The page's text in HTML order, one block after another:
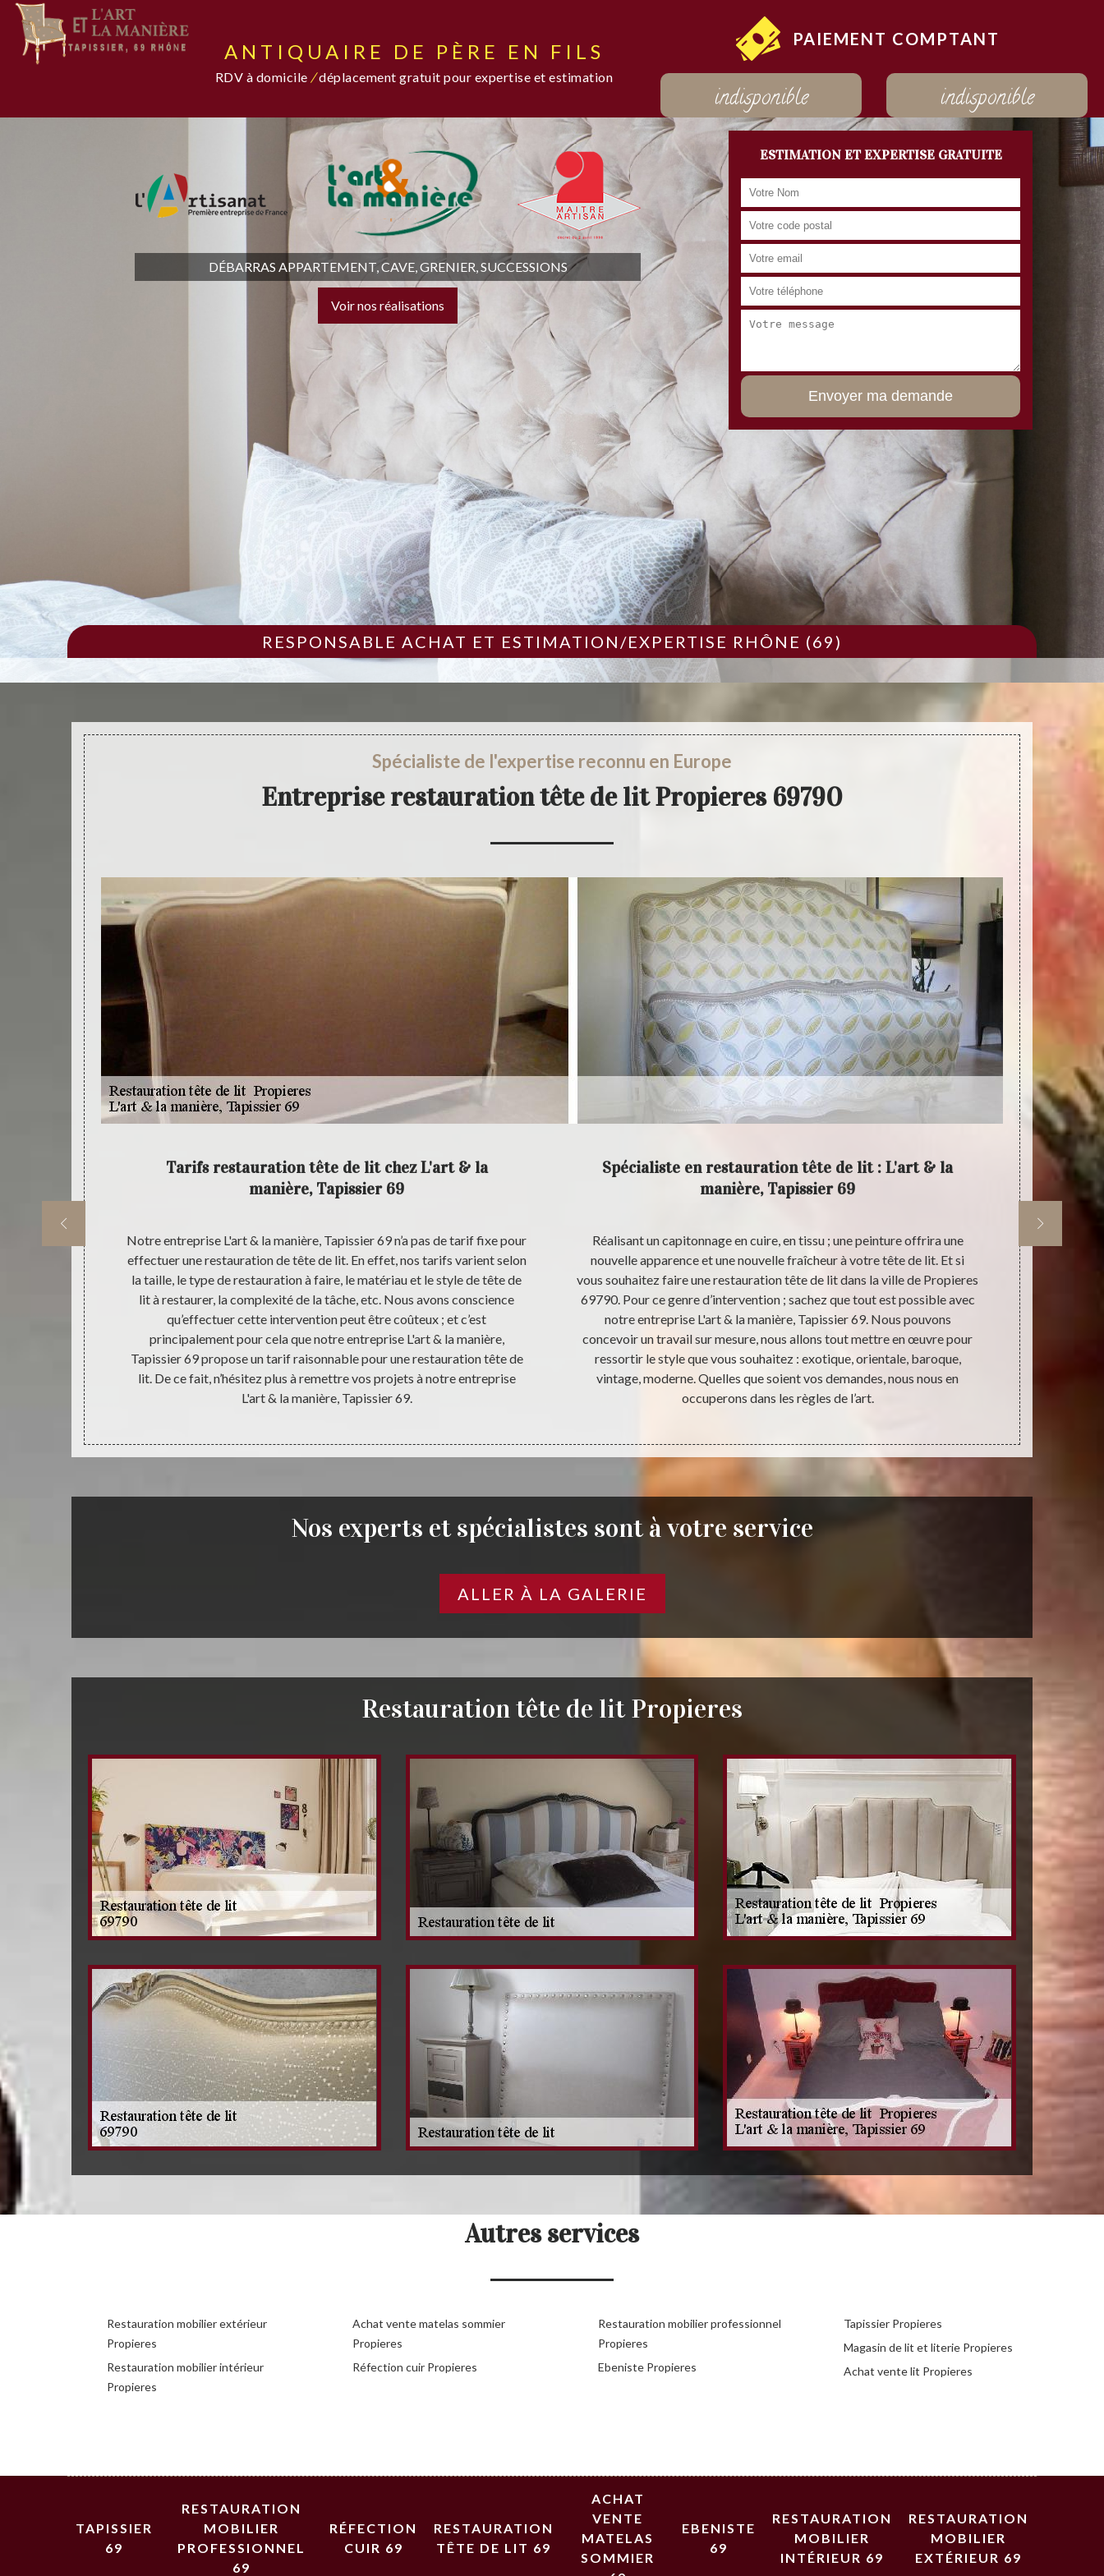
ANTIQUAIRE DE PÈRE EN FILS
RDV à domicile /déplacement gratuit pour expertise et estimation
PAIEMENT COMPTANT
indisponible indisponible
DÉBARRAS APPARTEMENT, CAVE, GRENIER, SUCCESSIONS
Voir nos réalisations
ESTIMATION ET EXPERTISE GRATUITE
RESPONSABLE ACHAT ET ESTIMATION/EXPERTISE RHÔNE (69)
Spécialiste de l'expertise reconnu en Europe
Entreprise restauration tête de lit Propieres 69790
Tarifs restauration tête de lit chez L'art & la
manière, Tapissier 69
Notre entreprise L'art & la manière, Tapissier 69 n’a pas de tarif fixe pour
effectuer une restauration de tête de lit. En effet, nos tarifs varient selon
la taille, le type de restauration à faire, le matériau et le style de tête de
lit à restaurer, la complexité de la tâche, etc. Nous avons conscience
qu’effectuer cette intervention peut être coûteux ; et c’est
principalement pour cela que notre entreprise L'art & la manière,
Tapissier 69 propose un tarif raisonnable pour une restauration tête de
lit. De ce fait, n’hésitez plus à remettre vos projets à notre entreprise
L'art & la manière, Tapissier 69.
Spécialiste en restauration tête de lit : L'art & la
manière, Tapissier 69
Réalisant un capitonnage en cuire, en tissu ; une peinture offrira une
nouvelle apparence et une nouvelle fraîcheur à votre tête de lit. Et si
vous souhaitez faire une restauration tête de lit dans la ville de Propieres
69790. Pour ce genre d’intervention ; sachez que tout est possible avec
notre entreprise L'art & la manière, Tapissier 69. Nous pouvons
concevoir un travail sur mesure, nous allons tout mettre en œuvre pour
ressortir le style que vous souhaitez : exotique, orientale, baroque,
vintage, moderne. Quelles que soient vos demandes, nous nous en
occuperons dans les règles de l’art.
L'art
Nos experts et spécialistes sont à votre service
ALLER À LA GALERIE
Restauration tête de lit Propieres
Autres services
Restauration mobilier extérieur
Propieres
Restauration mobilier intérieur
Propieres
Achat vente matelas sommier
Propieres
Réfection cuir Propieres
Restauration mobilier professionnel
Propieres
Ebeniste Propieres
Tapissier Propieres
Magasin de lit et literie Propieres
Achat vente lit Propieres
TAPISSIER
69
RESTAURATION
MOBILIER
PROFESSIONNEL
69
RÉFECTION
CUIR 69
RESTAURATION
TÊTE DE LIT 69
ACHAT
VENTE
MATELAS
SOMMIER
EBENISTE
69
RESTAURATION
MOBILIER
INTÉRIEUR 69
RESTAURATION
MOBILIER
EXTÉRIEUR 69